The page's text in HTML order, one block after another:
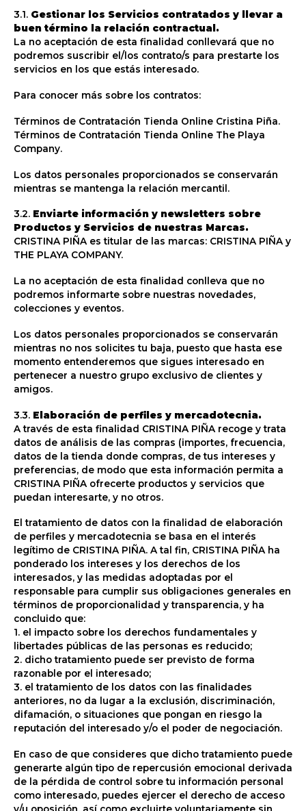
3.1. Gestionar los Servicios contratados y llevar a
buen término la relación contractual.
La no aceptación de esta finalidad conllevará que no
podremos suscribir el/los contrato/s para prestarte los
servicios en los que estás interesado.
Para conocer más sobre los contratos:
Términos de Contratación Tienda Online Cristina Piña.
Términos de Contratación Tienda Online The Playa
Company.
Los datos personales proporcionados se conservarán
mientras se mantenga la relación mercantil.
3.2. Enviarte información y newsletters sobre
Productos y Servicios de nuestras Marcas.
CRISTINA PIÑA es titular de las marcas: CRISTINA PIÑA y
THE PLAYA COMPANY.
La no aceptación de esta finalidad conlleva que no
podremos informarte sobre nuestras novedades,
colecciones y eventos.
Los datos personales proporcionados se conservarán
mientras no nos solicites tu baja, puesto que hasta ese
momento entenderemos que sigues interesado en
pertenecer a nuestro grupo exclusivo de clientes y
amigos.
3.3. Elaboración de perfiles y mercadotecnia.
A través de esta finalidad CRISTINA PIÑA recoge y trata
datos de análisis de las compras (importes, frecuencia,
datos de la tienda donde compras, de tus intereses y
preferencias, de modo que esta información permita a
CRISTINA PIÑA ofrecerte productos y servicios que
puedan interesarte, y no otros.
El tratamiento de datos con la finalidad de elaboración
de perfiles y mercadotecnia se basa en el interés
legítimo de CRISTINA PIÑA. A tal fin, CRISTINA PIÑA ha
ponderado los intereses y los derechos de los
interesados, y las medidas adoptadas por el
responsable para cumplir sus obligaciones generales en
términos de proporcionalidad y transparencia, y ha
concluido que:
1. el impacto sobre los derechos fundamentales y
libertades públicas de las personas es reducido;
2. dicho tratamiento puede ser previsto de forma
razonable por el interesado;
3. el tratamiento de los datos con las finalidades
anteriores, no da lugar a la exclusión, discriminación,
difamación, o situaciones que pongan en riesgo la
reputación del interesado y/o el poder de negociación.
En caso de que consideres que dicho tratamiento puede
generarte algún tipo de repercusión emocional derivada
de la pérdida de control sobre tu información personal
como interesado, puedes ejercer el derecho de acceso